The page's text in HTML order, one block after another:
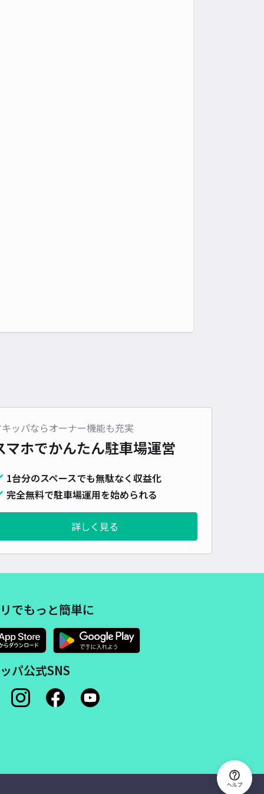
ッパならオーナー機能も充実
マホでかんたん駐車場運営
1台分のスペースでも無駄なく収益化
完全無料で駐車場運用を始められる
詳しく見る
でもっと簡単に
パ公式SNS